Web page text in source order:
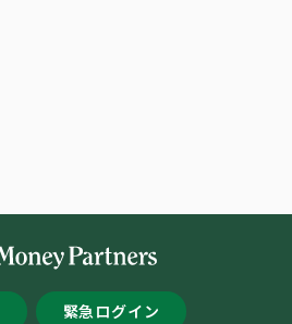
緊急ログイン